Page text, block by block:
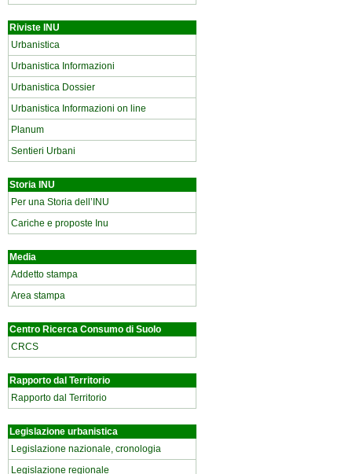
Riviste INU
Urbanistica
Urbanistica Informazioni
Urbanistica Dossier
Urbanistica Informazioni on line
Planum
Sentieri Urbani
Storia INU
Per una Storia dell’INU
Cariche e proposte Inu
Media
Addetto stampa
Area stampa
Centro Ricerca Consumo di Suolo
CRCS
Rapporto dal Territorio
Rapporto dal Territorio
Legislazione urbanistica
Legislazione nazionale, cronologia
Legislazione regionale